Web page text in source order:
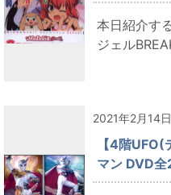
本日紹介す
ジェル
2021年2月14日
【4階
マン DVD